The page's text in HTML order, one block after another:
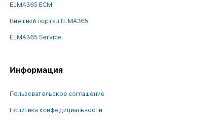
ELMA365 ECM
Внешний портал ELMA365
ELMA365 Service
Информация
Пользовательское соглашение
Политика конфедициальности